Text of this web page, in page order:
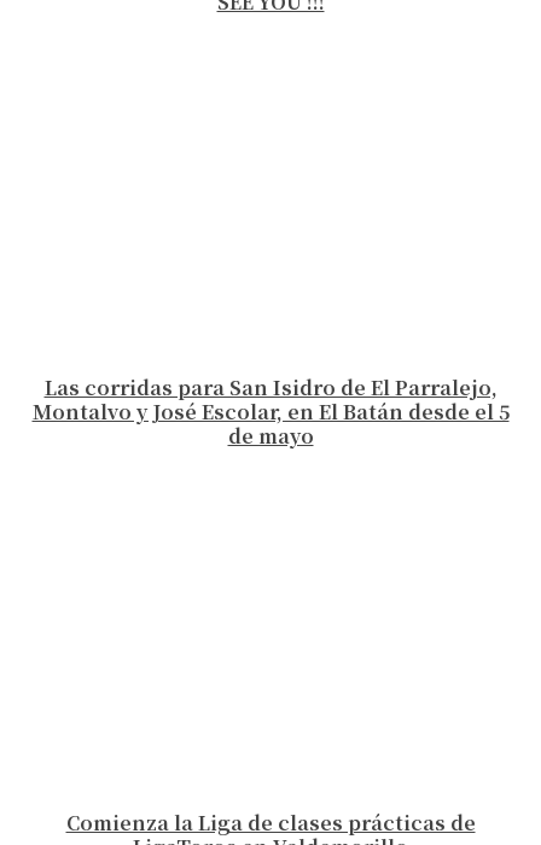
Las corridas para San Isidro de El Parralejo,
Montalvo y José Escolar, en El Batán desde el 5
de mayo
Comienza la Liga de clases prácticas de